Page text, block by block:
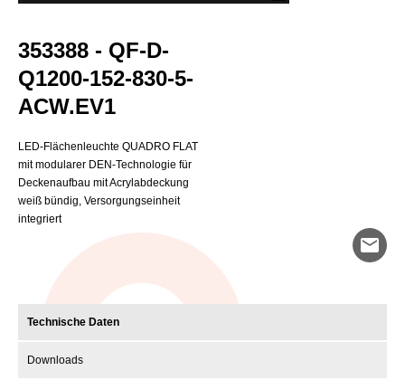
353388 - QF-D-
Q1200-152-830-5-
ACW.EV1
LED-Flächenleuchte QUADRO FLAT
mit modularer DEN-Technologie für
Deckenaufbau mit Acrylabdeckung
weiß bündig, Versorgungseinheit
integriert
mail
Technische Daten
Downloads